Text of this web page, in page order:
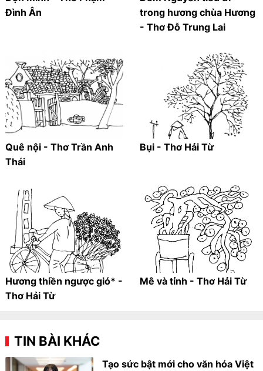
Đình Ân
trong hương chùa Hương
- Thơ Đỗ Trung Lai
Quê nội - Thơ Trần Anh
Thái
Bụi - Thơ Hải Từ
Hương thiền ngược gió* -
Thơ Hải Từ
Mê và tỉnh - Thơ Hải Từ
TIN BÀI KHÁC
Tạo sức bật mới cho văn hóa Việt